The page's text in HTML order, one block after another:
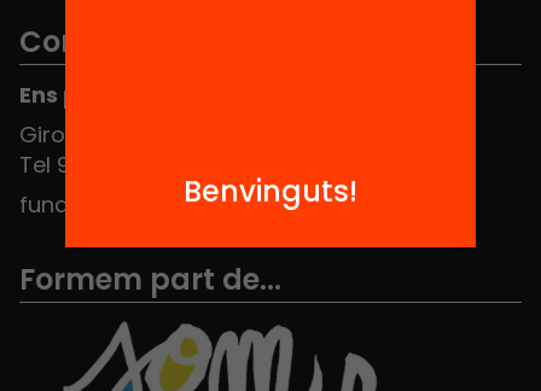
Contacte
Ens pots trobar al Hub Social
Girona 34, interior 08010 Barcelona
Tel 934 588 700
fundacio@equitat.org
Formem part de...
Benvinguts!